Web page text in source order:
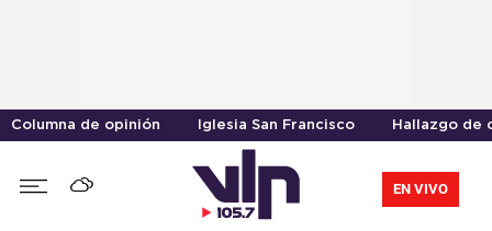
Columna de opinión Iglesia San Francisco Hallazgo de
EN VIVO